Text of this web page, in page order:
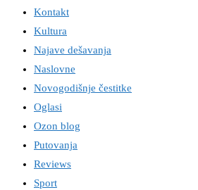
Kontakt
Kultura
Najave dešavanja
Naslovne
Novogodišnje čestitke
Oglasi
Ozon blog
Putovanja
Reviews
Sport